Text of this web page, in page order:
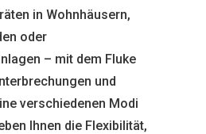
in Wohnhäusern,
oder
– mit dem Fluke
und
verschiedenen Modi
Ihnen die Flexibilität,